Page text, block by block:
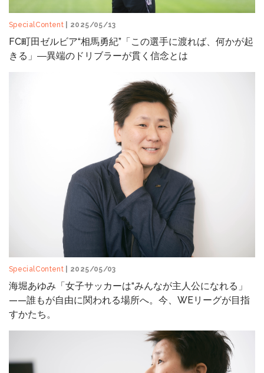
SpecialContent | 2025/05/13
FC町田ゼルビア“相馬勇紀”「この選手に渡れば、何かが起
きる」―異端のドリブラーが貫く信念とは
SpecialContent | 2025/05/03
海堀あゆみ「女子サッカーは“みんなが主人公になれる」
——誰もが自由に関われる場所へ。今、WEリーグが目指
すかたち。